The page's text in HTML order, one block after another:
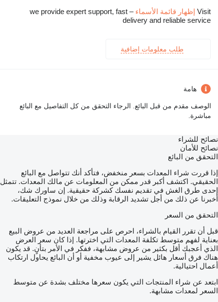
Visit إظهار قائمة الأسماء
– we provide expert support, fast
delivery and reliable service
طلب معلومات إضافية
هامة
الوصف مقدم من قبل البائع. الرجاء التحقق من كل التفاصيل مع البائع
مباشرة.
نصائح للشراء
نصائح للأمان
التحقق من البائع
إذا قررت شراء المعدات بسعر منخفض، فتأكد أنك تتواصل مع البائع
الحقيقي. اكتشف أكبر قدر ممكن من المعلومات عن مالك المعدات. تتمثل
إحدى طرق الغش في تقديم نفسك كشركة حقيقية. إن ساورك شك،
أخبرنا عن ذلك من أجل تشديد الرقابة وذلك من خلال نموذج التعليقات.
التحقق من السعر
قبل أن تقرر القيام بالشراء، احرص على مراجعة العديد من عروض البيع
بعناية لفهم متوسط تكلفة المعدات التي اخترتها. إذا كان سعر العرض
الذي أعجبك أقل بكثير من عروض مشابهة، ففكر في الأمر بتأنٍ. قد يكون
هناك فرق أسعار هائل يشير إلى عيوب مخفية أو أن البائع يحاول ارتكاب
أعمال احتيالية.
ابتعد عن شراء المنتجات التي يكون سعرها مختلف بشدة عن متوسط
السعر لمعدات مشابهة.